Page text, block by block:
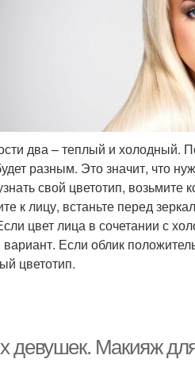
два – теплый и холодный.
разным. Это значит, что
свой цветотип, возьмите
к лицу, встаньте перед
цвет лица в сочетании с
Если облик
цветотип.
девушек. Макияж